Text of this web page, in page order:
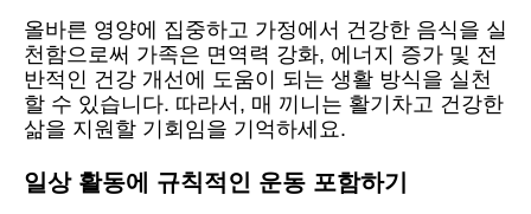
올바른 영양에 집중하고 가정에서 건강한 음식을 실
천함으로써 가족은 면역력 강화, 에너지 증가 및 전
반적인 건강 개선에 도움이 되는 생활 방식을 실천
할 수 있습니다. 따라서, 매 끼니는 활기차고 건강한
삶을 지원할 기회임을 기억하세요.
일상 활동에 규칙적인 운동 포함하기